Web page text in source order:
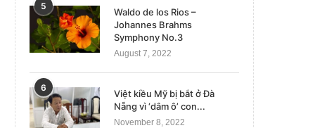
5
Waldo de los Rios –
Johannes Brahms
Symphony No.3
August 7, 2022
6
Việt kiều Mỹ bị bắt ở Đà
Nẵng vì ‘dâm ô’ con...
November 8, 2022